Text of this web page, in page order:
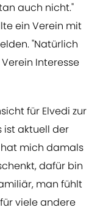
auch nicht."
ein Verein mit
"Natürlich
Interesse
für Elvedi zur
ist aktuell der
mich damals
dafür bin
man fühlt
viele andere